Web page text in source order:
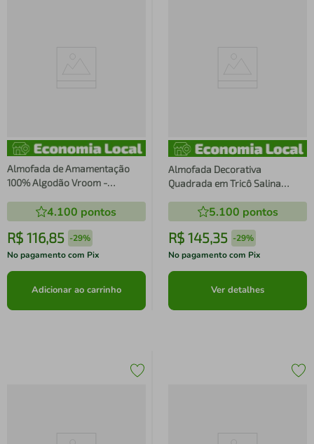
Almofada de Amamentação
100% Algodão Vroom -
4.100 pontos
R$ 116,85 -29%
No pagamento com Pix
Adicionar ao carrinho
Almofada Decorativa
Quadrada em Tricô Salina
5.100 pontos
R$ 145,35 -29%
No pagamento com Pix
Ver detalhes